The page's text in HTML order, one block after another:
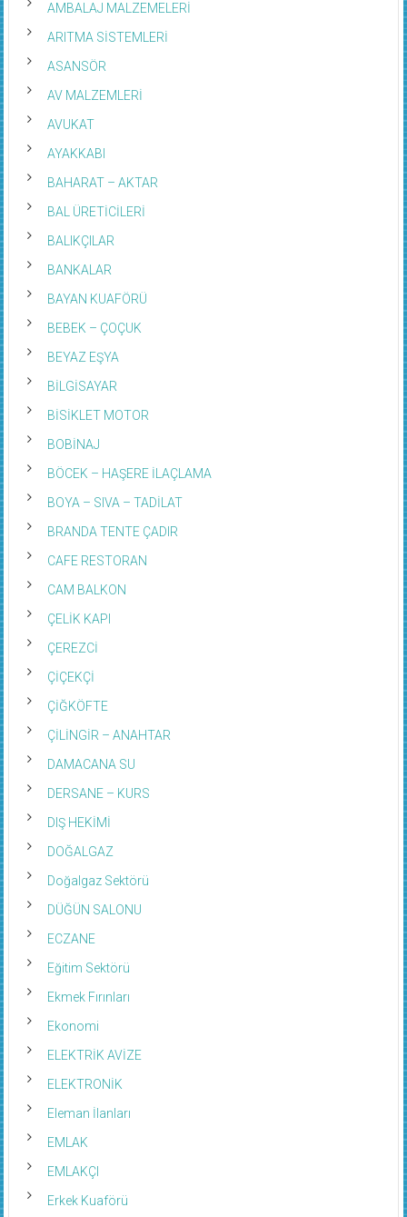
AMBALAJ MALZEMELERİ
ARITMA SİSTEMLERİ
ASANSÖR
AV MALZEMLERİ
AVUKAT
AYAKKABI
BAHARAT – AKTAR
BAL ÜRETİCİLERİ
BALIKÇILAR
BANKALAR
BAYAN KUAFÖRÜ
BEBEK – ÇOÇUK
BEYAZ EŞYA
BİLGİSAYAR
BİSİKLET MOTOR
BOBİNAJ
BÖCEK – HAŞERE İLAÇLAMA
BOYA – SIVA – TADİLAT
BRANDA TENTE ÇADIR
CAFE RESTORAN
CAM BALKON
ÇELİK KAPI
ÇEREZCİ
ÇİÇEKÇİ
ÇİĞKÖFTE
ÇİLİNGİR – ANAHTAR
DAMACANA SU
DERSANE – KURS
DIŞ HEKİMİ
DOĞALGAZ
Doğalgaz Sektörü
DÜĞÜN SALONU
ECZANE
Eğitim Sektörü
Ekmek Fırınları
Ekonomi
ELEKTRİK AVİZE
ELEKTRONİK
Eleman İlanları
EMLAK
EMLAKÇI
Erkek Kuaförü